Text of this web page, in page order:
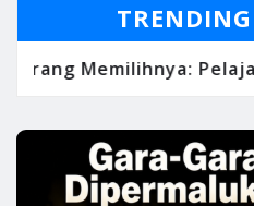
Pendiri Zara,
BERITA EKONOMI